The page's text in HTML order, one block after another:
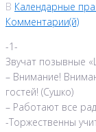
В Календарные
Комментарии(й)
-1-
Звучат позывные
– Внимание!
гостей! (Сушко)
– Работают все
-Торжественны